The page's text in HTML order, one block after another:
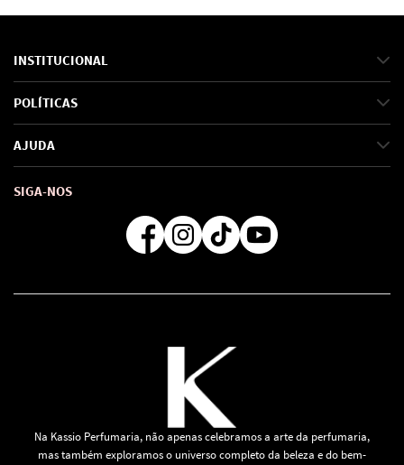
INSTITUCIONAL
Sobre Nós
Marcas
SAC de marcas
POLÍTICAS
Política de Privacidade
Troca e Devoluções
Formas de Pagamento
Regra de Frete Grátis
AJUDA
SIGA-NOS
Na Kassio Perfumaria, não apenas celebramos a arte da perfumaria,
mas também exploramos o universo completo da beleza e do bem-